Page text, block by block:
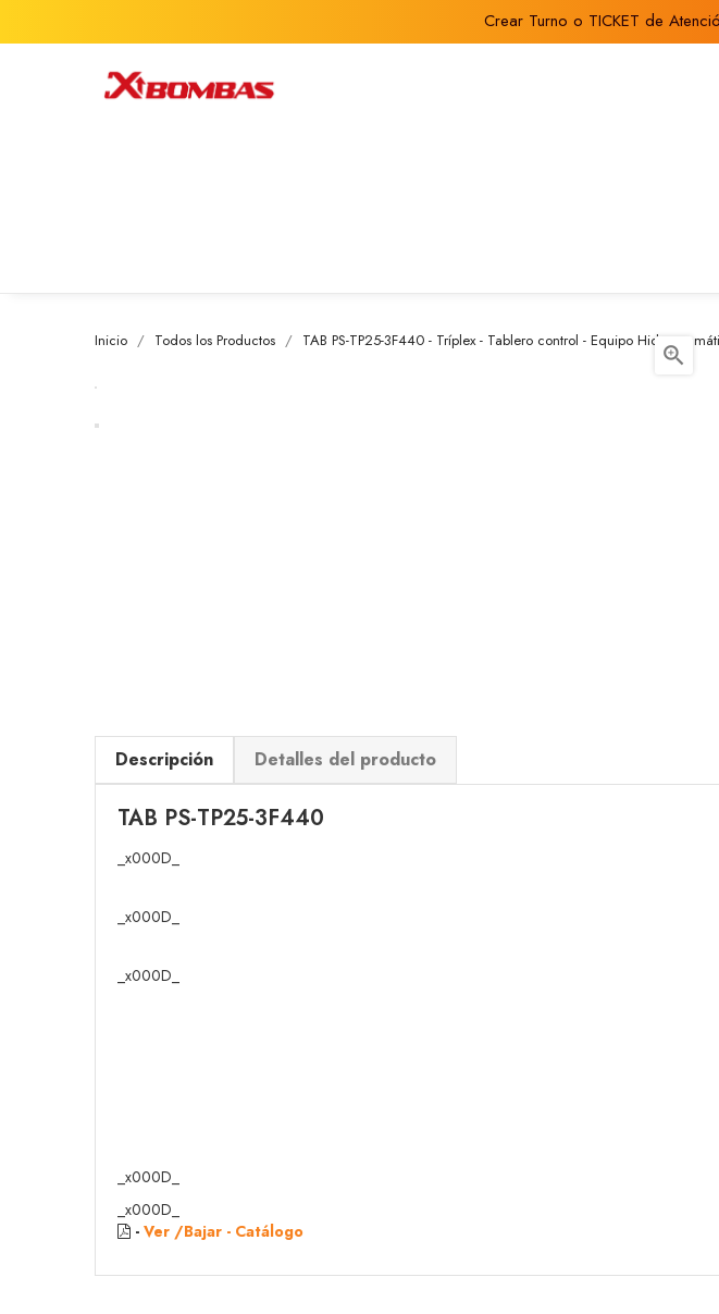
Crear Turno o TICKET de
Inicio Todos los Productos TAB PS-TP25-3F440 - Tríplex - Tablero control - Equipo

Descripción Detalles del producto
TAB PS-TP25-3F440
_x000D_
_x000D_
_x000D_
_x000D_
_x000D_
- Ver /Bajar - Catálogo